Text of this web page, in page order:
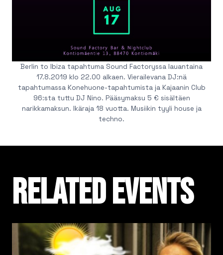
Berlin to Ibiza tapahtuma Sound Factoryssa lauantaina
17.8.2019 klo 22.00 alkaen. Vierailevana DJ:nä
tapahtumassa Konehuone-tapahtumista ja Kajaanin Club
96:sta tuttu DJ Nino. Pääsymaksu 5 € sisältäen
narikkamaksun. Ikäraja 18 vuotta. Musiikin tyyli house ja
techno.
Related events